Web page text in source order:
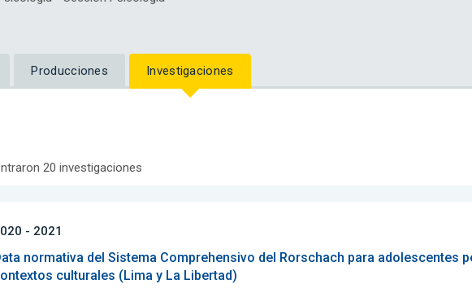
Producciones Investigaciones
20 investigaciones
- 2021
normativa del Sistema Comprehensivo del Rorschach para adolescentes
culturales (Lima y La Libertad)